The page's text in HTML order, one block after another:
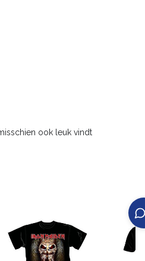
ook leuk vindt